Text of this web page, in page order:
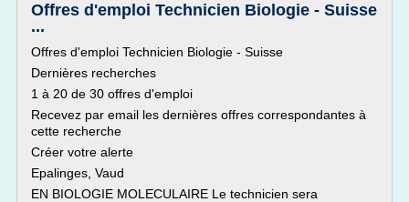
Offres d'emploi Technicien Biologie - Suisse
...
Offres d'emploi Technicien Biologie - Suisse
Dernières recherches
1 à 20 de 30 offres d'emploi
Recevez par email les dernières offres correspondantes à
cette recherche
Créer votre alerte
Epalinges, Vaud
EN BIOLOGIE MOLECULAIRE Le technicien sera